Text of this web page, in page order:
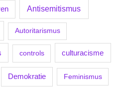
Antisemitismus
Autoritarismus
controls culturacisme
Demokratie Feminismus